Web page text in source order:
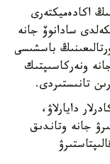
اكادەميكتەرى
سادانوۆ جانە
باسشىسى
ونەركاسىپتىك
تانىستىردى.
دايارلاۋ،
جانە وتاندىق